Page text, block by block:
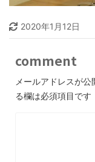
2020年1月12日
comment
メールアドレスが公
る欄は必須項目です